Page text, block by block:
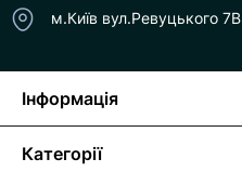
м.Київ вул.Ревуцького 7В
Інформація
Категорії